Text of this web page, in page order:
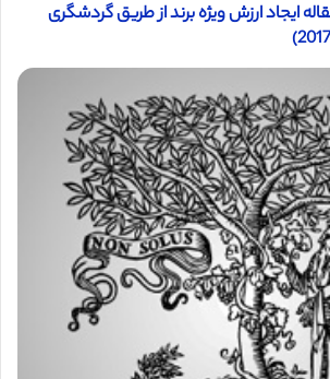
ایجاد ارزش ویژه برند از طریق گردشگری